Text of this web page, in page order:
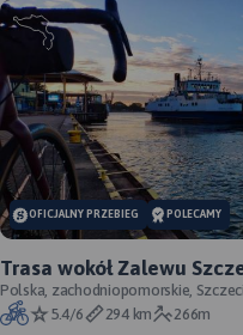
MAPA TURYSTYCZNA W
APLIKACJI TRASEO
OFICJALNY PRZEBIEG POLECAMY
Trasa wokół Zalewu
oficjalny przebieg szlaku
Polska, zachodniopomorskie,
5.4/6
294 km 266m